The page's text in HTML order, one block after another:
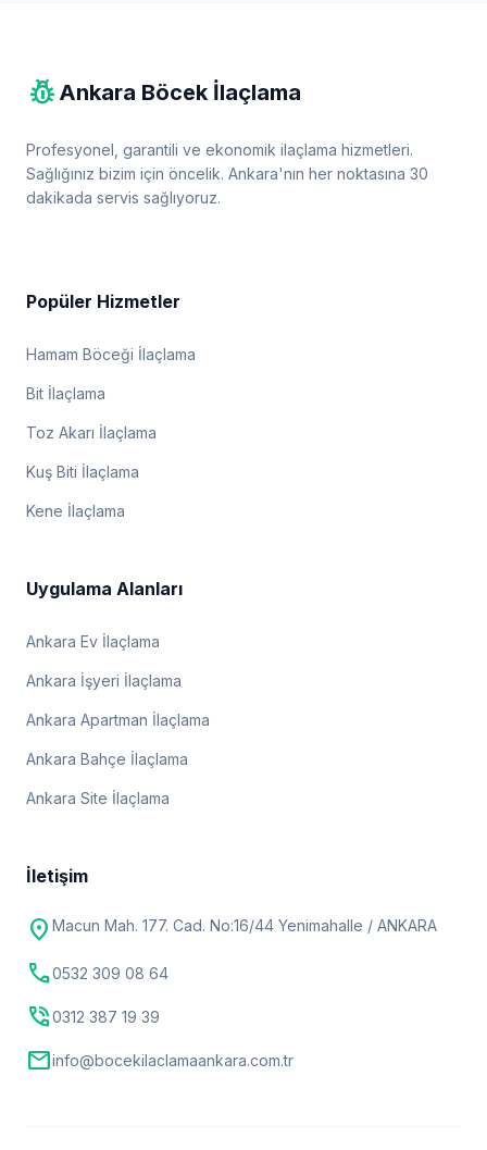
pest_control Ankara Böcek İlaçlama
Profesyonel, garantili ve ekonomik ilaçlama hizmetleri.
Sağlığınız bizim için öncelik. Ankara'nın her noktasına 30
dakikada servis sağlıyoruz.
Popüler Hizmetler
Hamam Böceği İlaçlama
Bit İlaçlama
Toz Akarı İlaçlama
Kuş Biti İlaçlama
Kene İlaçlama
Uygulama Alanları
Ankara Ev İlaçlama
Ankara İşyeri İlaçlama
Ankara Apartman İlaçlama
Ankara Bahçe İlaçlama
Ankara Site İlaçlama
İletişim
location_on Macun Mah. 177. Cad. No:16/44 Yenimahalle / ANKARA
call0532 309 08 64
phone_in_talk0312 387 19 39
mailinfo@bocekilaclamaankara.com.tr